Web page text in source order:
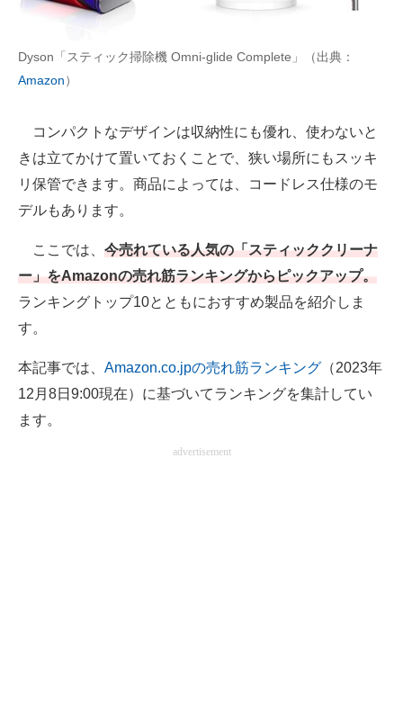
企業向けIT製品の総合サイト
製造業のIT導入・活用を支援
モノづくり技術者専門サイト
エレクトロニクス専門サイト
エネルギーの専門メディア
建設×テクノロジーの最前線
Dyson「スティック掃除機 Omni-glide Complete」（出典：
Amazon）
コンパクトなデザインは収納性にも優れ、使わないと
きは立てかけて置いておくことで、狭い場所にもスッキ
リ保管できます。商品によっては、コードレス仕様のモ
デルもあります。
ここでは、 今売れている人気の「スティッククリーナ
ー」をAmazonの売れ筋ランキングからピックアップ。
ランキングトップ10とともにおすすめ製品を紹介しま
す。
本記事では、 Amazon.co.jpの売れ筋ランキング （2023年
12月8日9:00現在）に基づいてランキングを集計してい
ます。
advertisement